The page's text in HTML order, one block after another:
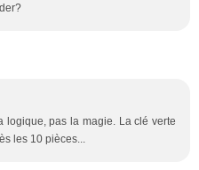
logique, pas la magie. La clé verte
les 10 pièces...